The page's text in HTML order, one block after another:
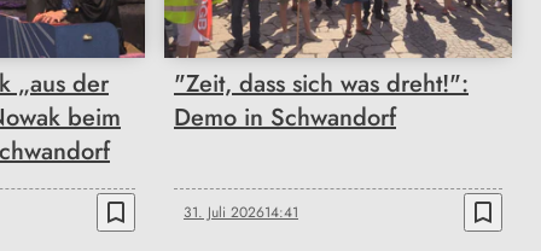
„aus der
beim
bookmark_border
"Zeit, dass sich was dreht!":
Demo in Schwandorf
31. Juli 202614:41 bookmark_border